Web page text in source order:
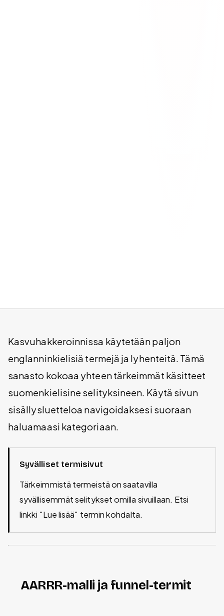
Kasvuhakkeroinnissa käytetään paljon
englanninkielisiä termejä ja lyhenteitä. Tämä
sanasto kokoaa yhteen tärkeimmät käsitteet
suomenkielisine selityksineen. Käytä sivun
sisällysluetteloa navigoidaksesi suoraan
haluamaasi kategoriaan.
Syvälliset termisivut
Tärkeimmistä termeistä on saatavilla
syvällisemmät selitykset omilla sivuillaan. Etsi
linkki "Lue lisää" termin kohdalta.
AARRR-malli ja funnel-termit